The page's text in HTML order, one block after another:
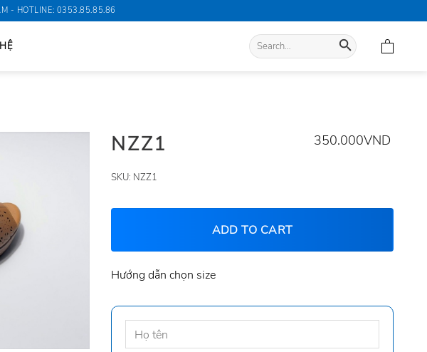
- HOTLINE: 0353.85.85.86
Search
for:
NZZ1 350.000VND
SKU: NZZ1
ADD TO CART
Hướng dẫn chọn size